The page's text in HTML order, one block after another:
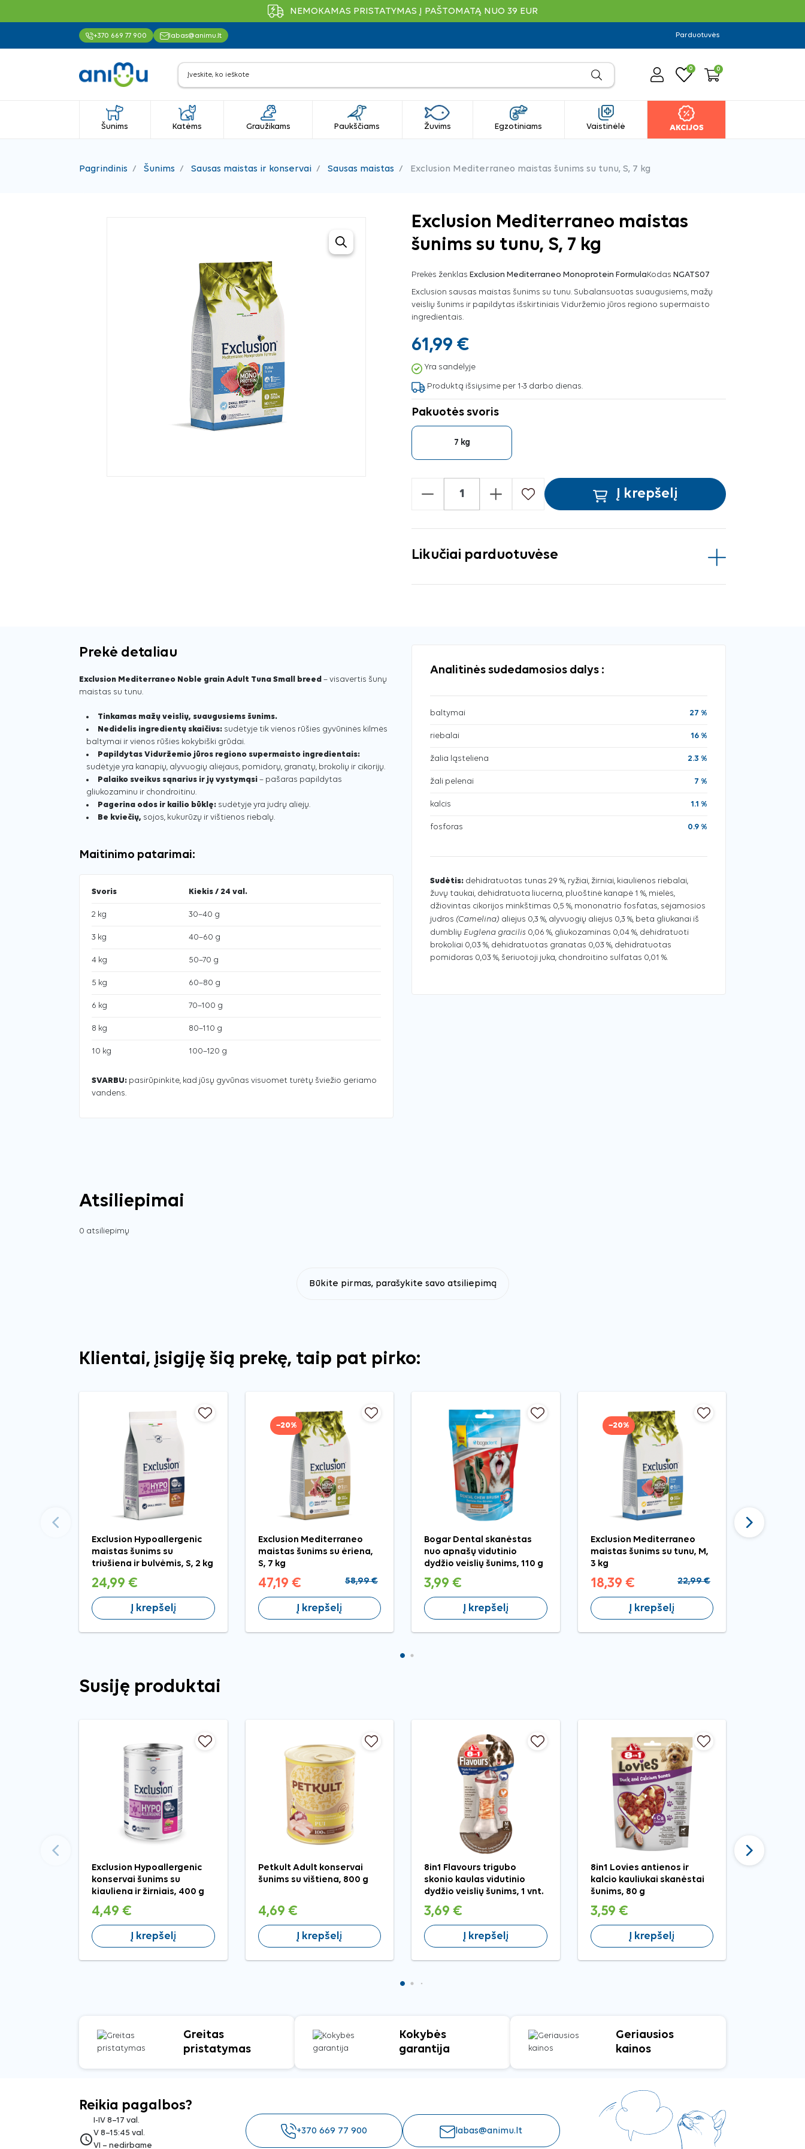
NEMOKAMAS PRISTATYMAS Į PAŠTOMATĄ NUO 39 EUR
+370 669 77 900 labas@animu.lt Parduotuvės
0 0
Šunims Katėms Graužikams Paukščiams Žuvims Egzotiniams Vaistinėlė AKCIJOS
Pagrindinis Šunims Sausas maistas ir konservai Sausas maistas Exclusion Mediterraneo maistas šunims su tunu, S, 7 kg
Exclusion Mediterraneo maistas
šunims su tunu, S, 7 kg
Prekės ženklas Exclusion Mediterraneo Monoprotein FormulaKodas NGATS07
Exclusion sausas maistas šunims su tunu. Subalansuotas suaugusiems, mažų
veislių šunims ir papildytas išskirtiniais Viduržemio jūros regiono supermaisto
ingredientais.
61,99 €
Yra sandėlyje
Produktą išsiųsime per 1-3 darbo dienas.
Pakuotės svoris
7 kg
- + Į krepšelį
Likučiai parduotuvėse
Prekė detaliau
Exclusion Mediterraneo Noble grain Adult Tuna Small breed – visavertis šunų
maistas su tunu.
Tinkamas mažų veislių, suaugusiems šunims.
Nedidelis ingredientų skaičius: sudėtyje tik vienos rūšies gyvūninės kilmės
baltymai ir vienos rūšies kokybiški grūdai.
Papildytas Viduržemio jūros regiono supermaisto ingredientais:
sudėtyje yra kanapių, alyvuogių aliejaus, pomidorų, granatų, brokolių ir cikorijų.
Palaiko sveikus sąnarius ir jų vystymąsi – pašaras papildytas
gliukozaminu ir chondroitinu.
Pagerina odos ir kailio būklę: sudėtyje yra judrų aliejų.
Be kviečių, sojos, kukurūzų ir vištienos riebalų.
Maitinimo patarimai:
Svoris Kiekis / 24 val.
2 kg 30–40 g
3 kg 40–60 g
4 kg 50–70 g
5 kg 60–80 g
6 kg 70–100 g
8 kg 80–110 g
10 kg 100–120 g
SVARBU: pasirūpinkite, kad jūsų gyvūnas visuomet turėtų šviežio geriamo
vandens.
Analitinės sudedamosios dalys :
baltymai 27 %
riebalai 16 %
žalia ląsteliena 2.3 %
žali pelenai 7 %
kalcis 1.1 %
fosforas 0.9 %
Sudėtis: dehidratuotas tunas 29 %, ryžiai, žirniai, kiaulienos riebalai,
žuvų taukai, dehidratuota liucerna, pluoštinė kanapė 1 %, mielės,
džiovintas cikorijos minkštimas 0,5 %, mononatrio fosfatas, sėjamosios
judros (Camelina) aliejus 0,3 %, alyvuogių aliejus 0,3 %, beta gliukanai iš
dumblių Euglena gracilis 0,06 %, gliukozaminas 0,04 %, dehidratuoti
brokoliai 0,03 %, dehidratuotas granatas 0,03 %, dehidratuotas
pomidoras 0,03 %, šeriuotoji juka, chondroitino sulfatas 0,01 %.
Atsiliepimai
0 atsiliepimų
Būkite pirmas, parašykite savo atsiliepimą
Klientai, įsigiję šią prekę, taip pat pirko:
Exclusion Hypoallergenic
maistas šunims su
triušiena ir bulvėmis, S, 2 kg
24,99 €
Į krepšelį
−20%
Exclusion Mediterraneo
maistas šunims su ėriena,
S, 7 kg
47,19 € 58,99 €
Į krepšelį
Bogar Dental skanėstas
nuo apnašų vidutinio
dydžio veislių šunims, 110 g
3,99 €
Į krepšelį
−20%
Exclusion Mediterraneo
maistas šunims su tunu, M,
3 kg
18,39 € 22,99 €
Į krepšelį
Ankstesnis Tęsti
Susiję produktai
Exclusion Hypoallergenic
konservai šunims su
kiauliena ir žirniais, 400 g
4,49 €
Į krepšelį
Petkult Adult konservai
šunims su vištiena, 800 g
4,69 €
Į krepšelį
8in1 Flavours trigubo
skonio kaulas vidutinio
dydžio veislių šunims, 1 vnt.
3,69 €
Į krepšelį
8in1 Lovies antienos ir
kalcio kauliukai skanėstai
šunims, 80 g
3,59 €
Į krepšelį
Greitas
pristatymas
Kokybės
garantija
Geriausios
kainos
Reikia pagalbos?
access_time
I-IV 8–17 val.
V 8–15:45 val.
VI – nedirbame
+370 669 77 900 labas@animu.lt